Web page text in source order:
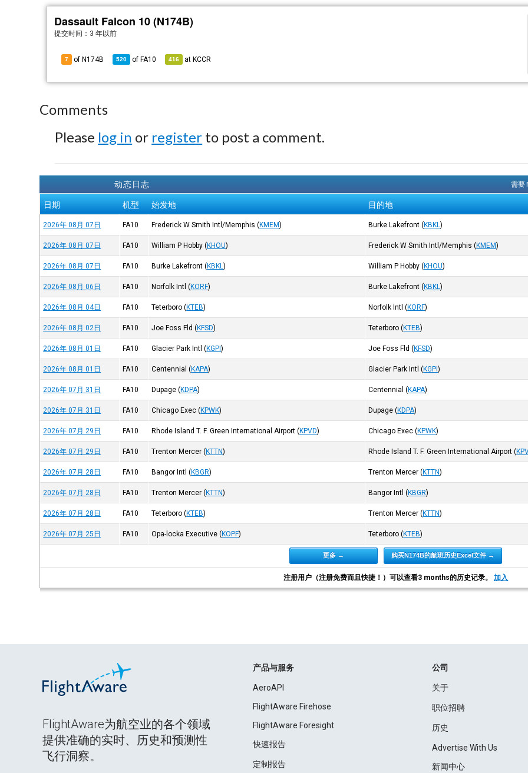
Dassault Falcon 10 (N174B)
提交时间： 3 年以前
7 of N174B 520 of FA10 416 at KCCR
Comments
Please log in or register to post a comment.
动态日志 需要
日期 机型 始发地 目的地
2026年 08月 07日 FA10 Frederick W Smith Intl/Memphis (KMEM) Burke Lakefront (KBKL)
2026年 08月 07日 FA10 William P Hobby (KHOU) Frederick W Smith Intl/Memphis (KMEM)
2026年 08月 07日 FA10 Burke Lakefront (KBKL) William P Hobby (KHOU)
2026年 08月 06日 FA10 Norfolk Intl (KORF) Burke Lakefront (KBKL)
2026年 08月 04日 FA10 Teterboro (KTEB) Norfolk Intl (KORF)
2026年 08月 02日 FA10 Joe Foss Fld (KFSD) Teterboro (KTEB)
2026年 08月 01日 FA10 Glacier Park Intl (KGPI) Joe Foss Fld (KFSD)
2026年 08月 01日 FA10 Centennial (KAPA) Glacier Park Intl (KGPI)
2026年 07月 31日 FA10 Dupage (KDPA) Centennial (KAPA)
2026年 07月 31日 FA10 Chicago Exec (KPWK) Dupage (KDPA)
2026年 07月 29日 FA10 Rhode Island T. F. Green International Airport (KPVD) Chicago Exec (KPWK)
2026年 07月 29日 FA10 Trenton Mercer (KTTN) Rhode Island T. F. Green International Airport (
2026年 07月 28日 FA10 Bangor Intl (KBGR) Trenton Mercer (KTTN)
2026年 07月 28日 FA10 Trenton Mercer (KTTN) Bangor Intl (KBGR)
2026年 07月 28日 FA10 Teterboro (KTEB) Trenton Mercer (KTTN)
2026年 07月 25日 FA10 Opa-locka Executive (KOPF) Teterboro (KTEB)
更多 → 购买N174B的航班历史Excel文件 →
注册用户（注册免费而且快捷！）可以查看3 months的历史记录。加入
FlightAware为航空业的各个领域
提供准确的实时、历史和预测性
飞行洞察。
产品与服务
AeroAPI
FlightAware Firehose
FlightAware Foresight
快速报告
定制报告
公司
关于
职位招聘
历史
Advertise With Us
新闻中心